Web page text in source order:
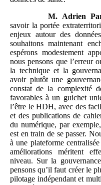
M.
Adrien
savoir la portée
enjeux autour des
souhaitons maintenant
espérons modestement
nous pensons que l’erreur
la technique et la
avoir plutôt une
constat de la complexité
favorables à un guichet
l’être le HDH, avec des
et des publications de
du numérique, par
est en train de se passer.
à une plateforme
améliorations méritent
niveau. Sur la
pensons qu’il faut créer le
pilotage indépendant et